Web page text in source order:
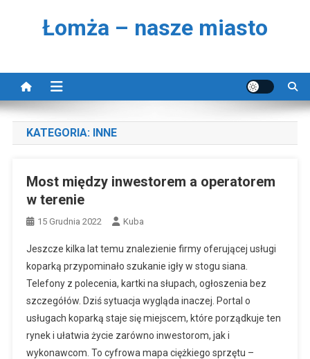
Łomża – nasze miasto
KATEGORIA: INNE
Most między inwestorem a operatorem
w terenie
15 Grudnia 2022 Kuba
Jeszcze kilka lat temu znalezienie firmy oferującej usługi
koparką przypominało szukanie igły w stogu siana.
Telefony z polecenia, kartki na słupach, ogłoszenia bez
szczegółów. Dziś sytuacja wygląda inaczej. Portal o
usługach koparką staje się miejscem, które porządkuje ten
rynek i ułatwia życie zarówno inwestorom, jak i
wykonawcom. To cyfrowa mapa ciężkiego sprzętu –